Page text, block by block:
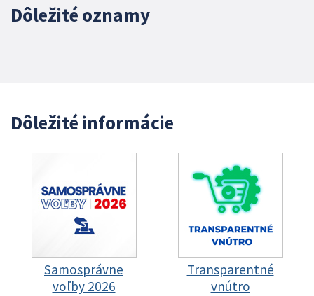
Dôležité oznamy
Dôležité informácie
Samosprávne
voľby 2026
Transparentné
vnútro